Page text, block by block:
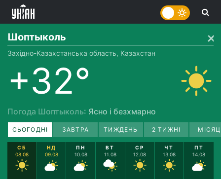
Шоптыколь
Західно-Казахстанська область, Казахстан
+32°
Погода Шоптыколь: Ясно і безхмарно
СЬОГОДНІ ЗАВТРА ТИЖДЕНЬ 2 ТИЖНІ
СБ
08.08
НД
09.08
ПН
10.08
ВТ
11.08
СР
12.08
ЧТ
13.08
ПТ
14.08